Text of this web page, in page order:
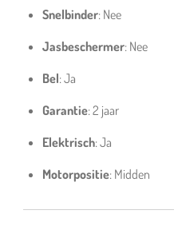
Snelbinder: Nee
Jasbeschermer: Nee
Bel: Ja
Garantie: 2 jaar
Elektrisch: Ja
Motorpositie: Midden